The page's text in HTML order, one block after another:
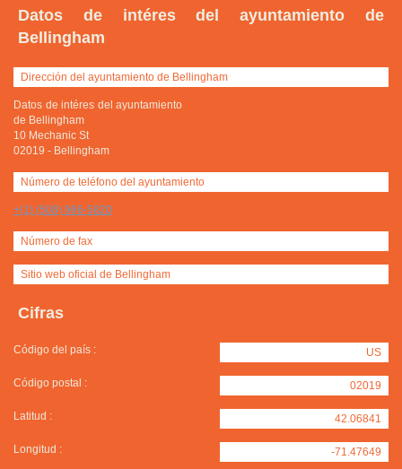
Datos de intéres del ayuntamiento de
Bellingham
Dirección del ayuntamiento de Bellingham
Datos de intéres del ayuntamiento
de Bellingham
10 Mechanic St
02019 - Bellingham
Número de teléfono del ayuntamiento
+(1) (508) 966-5820
Número de fax
Sitio web oficial de Bellingham
Cifras
Código del país : US
Código postal : 02019
Latitud : 42.06841
Longitud : -71.47649